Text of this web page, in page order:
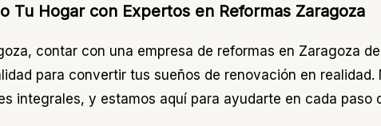
Tu Hogar con Expertos en Reformas Zaragoza
contar con una empresa de reformas en Zaragoza
para convertir tus sueños de renovación en
integrales, y estamos aquí para ayudarte en cada paso